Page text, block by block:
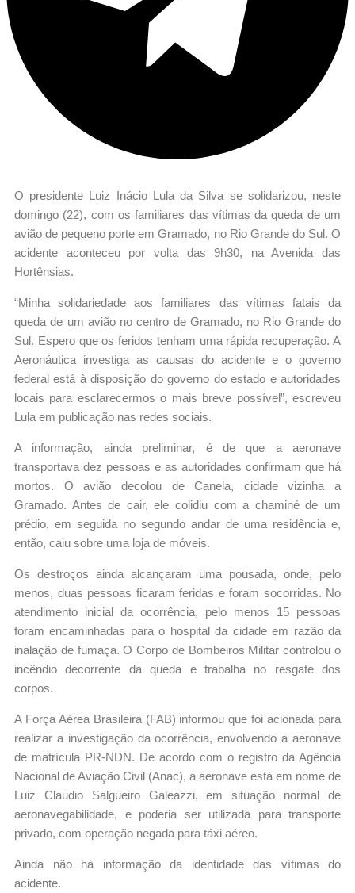
O presidente Luiz Inácio Lula da Silva se solidarizou, neste
domingo (22), com os familiares das vítimas da queda de um
avião de pequeno porte em Gramado, no Rio Grande do Sul. O
acidente aconteceu por volta das 9h30, na Avenida das
Hortênsias.
“Minha solidariedade aos familiares das vítimas fatais da
queda de um avião no centro de Gramado, no Rio Grande do
Sul. Espero que os feridos tenham uma rápida recuperação. A
Aeronáutica investiga as causas do acidente e o governo
federal está à disposição do governo do estado e autoridades
locais para esclarecermos o mais breve possível”, escreveu
Lula em publicação nas redes sociais.
A informação, ainda preliminar, é de que a aeronave
transportava dez pessoas e as autoridades confirmam que há
mortos. O avião decolou de Canela, cidade vizinha a
Gramado. Antes de cair, ele colidiu com a chaminé de um
prédio, em seguida no segundo andar de uma residência e,
então, caiu sobre uma loja de móveis.
Os destroços ainda alcançaram uma pousada, onde, pelo
menos, duas pessoas ficaram feridas e foram socorridas. No
atendimento inicial da ocorrência, pelo menos 15 pessoas
foram encaminhadas para o hospital da cidade em razão da
inalação de fumaça. O Corpo de Bombeiros Militar controlou o
incêndio decorrente da queda e trabalha no resgate dos
corpos.
A Força Aérea Brasileira (FAB) informou que foi acionada para
realizar a investigação da ocorrência, envolvendo a aeronave
de matrícula PR-NDN. De acordo com o registro da Agência
Nacional de Aviação Civil (Anac), a aeronave está em nome de
Luiz Claudio Salgueiro Galeazzi, em situação normal de
aeronavegabilidade, e poderia ser utilizada para transporte
privado, com operação negada para táxi aéreo.
Ainda não há informação da identidade das vítimas do
acidente.